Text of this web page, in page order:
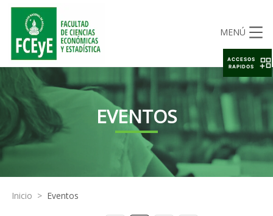
MENÚ
EVENTOS
Inicio > Eventos
ACCESOS
RAPIDOS